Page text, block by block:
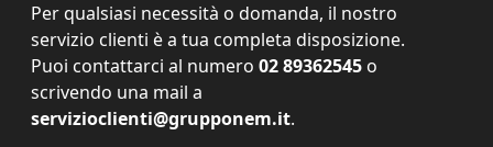
Per qualsiasi necessità o domanda, il nostro
servizio clienti è a tua completa disposizione.
Puoi contattarci al numero 02 89362545 o
scrivendo una mail a
servizioclienti@grupponem.it.